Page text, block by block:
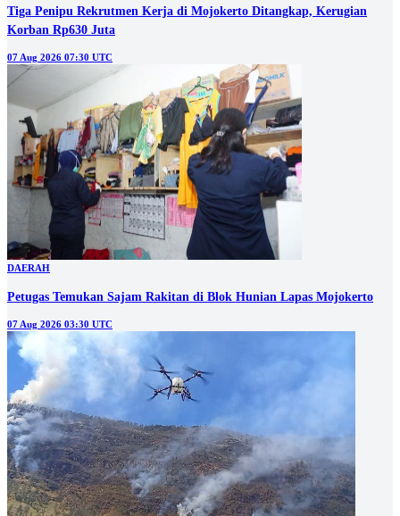
Tiga Penipu Rekrutmen Kerja di Mojokerto Ditangkap, Kerugian
Korban Rp630 Juta
07 Aug 2026 07:30 UTC
DAERAH
Petugas Temukan Sajam Rakitan di Blok Hunian Lapas Mojokerto
07 Aug 2026 03:30 UTC